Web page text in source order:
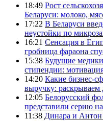
18:49 Рост
Беларуси: молоко,
17:22 В Беларуси
неустойки по
16:21 Сенсация в
гробница фараона
15:38 Будущие
стипендии:
14:20 Какие бизнес-
выручку: раскрываем
12:05 Белорусский
представили серию
11:38 Динара и